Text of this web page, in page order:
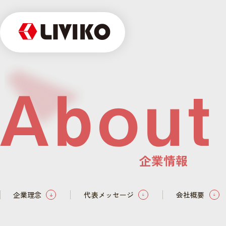
企業情報
企業理念 代表メッセージ 会社概要